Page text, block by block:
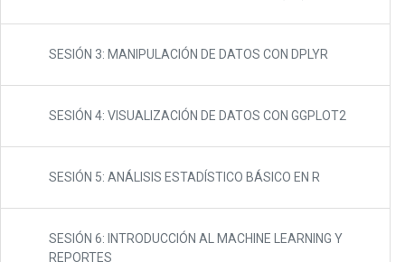
SESIÓN 3: MANIPULACIÓN DE DATOS CON DPLYR
SESIÓN 4: VISUALIZACIÓN DE DATOS CON GGPLOT2
SESIÓN 5: ANÁLISIS ESTADÍSTICO BÁSICO EN R
SESIÓN 6: INTRODUCCIÓN AL MACHINE LEARNING Y
REPORTES